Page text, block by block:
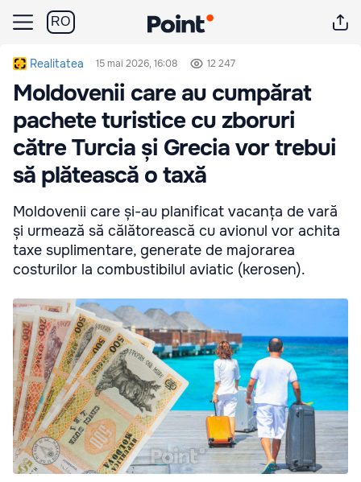
RO
Realitatea 15 mai 2026, 16:08 12 247
Moldovenii care au cumpărat
pachete turistice cu zboruri
către Turcia și Grecia vor trebui
să plătească o taxă
Moldovenii care și-au planificat vacanța de vară
și urmează să călătorească cu avionul vor achita
taxe suplimentare, generate de majorarea
costurilor la combustibilul aviatic (kerosen).